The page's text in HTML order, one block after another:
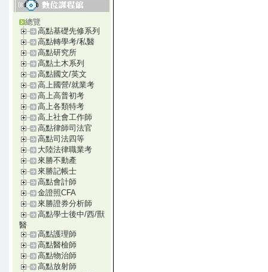
總覽
高點基礎先修系列
高點轉學考/私醫
高點研究所
高點土木系列
高點國文/英文
高上國營/就業考
高上高普初考
高上各類特考
高上社會工作師
高點律師司法官
高點司法四等
大陸法律職業考
來勝不動產
來勝記帳士
高點會計師
金證照CFA
來勝證券分析師
高點學士後中/西/獸
醫
高點護理師
高點醫檢師
高點物治師
高點放射師